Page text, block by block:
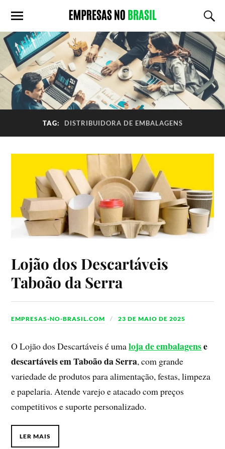
TAG: DISTRIBUIDORA DE EMBALAGENS
Lojão dos Descartáveis
Taboão da Serra
EMPRESAS-NO-BRASIL.COM 23 DE MAIO DE 2025
O Lojão dos Descartáveis é umaloja de embalagense
descartáveis em Taboão da Serra, com grande
variedade de produtos para alimentação, festas, limpeza
e papelaria. Atende varejo e atacado com preços
competitivos e suporte personalizado.
LER MAIS